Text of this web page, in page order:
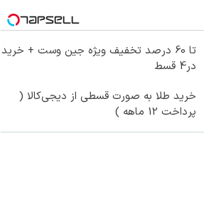
تا 60 درصد تخفیف ویژه جین وست + خرید
در4 قسط
خرید طلا به صورت قسطی از دیجی‌کالا (
پرداخت 12 ماهه )